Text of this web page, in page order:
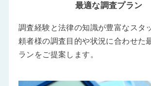
最適な調査プラン
調査経験と法律の知識が豊富なスタ
頼者様の調査目的や状況に合わせた
ランをご提案します。